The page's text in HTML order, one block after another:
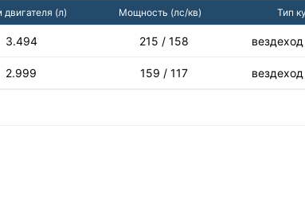
(л) Мощность (лс/кв) Тип
3.494 215 / 158
2.999 159 / 117